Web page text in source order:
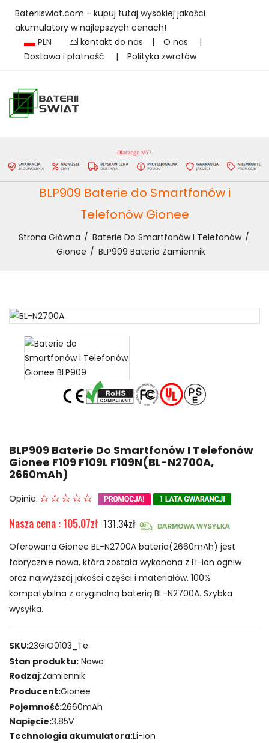
Bateriiswiat.com - kupuj tutaj wysokiej jakości
akumulatory w najlepszych cenach!
PLN
kontakt do nas | O nas
|
Dostawa i płatność
| Polityka zwrotów
BLP909 Baterie do Smartfonów i
Telefonów Gionee
Strona Główna
Baterie Do Smartfonów I Telefonów
Gionee
BLP909 Bateria Zamiennik
BLP909 Baterie Do Smartfonów I Telefonów
Gionee F109 F109L F109N(BL-N2700A,
2660mAh)
Opinie:
Nasza cena : 105.07zł 131.34zł
Oferowana Gionee BL-N2700A bateria(2660mAh) jest
fabrycznie nowa, która została wykonana z Li-ion ogniw
oraz najwyższej jakości części i materiałów. 100%
kompatybilna z oryginalną baterią BL-N2700A. Szybka
wysyłka.
SKU:23GIO0103_Te
Stan produktu: Nowa
Rodzaj:Zamiennik
Producent:Gionee
Pojemność:2660mAh
Napięcie:3.85V
Technologia akumulatora:Li-ion